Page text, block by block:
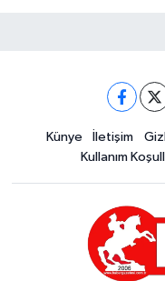
Künye İletişim
Kullanım